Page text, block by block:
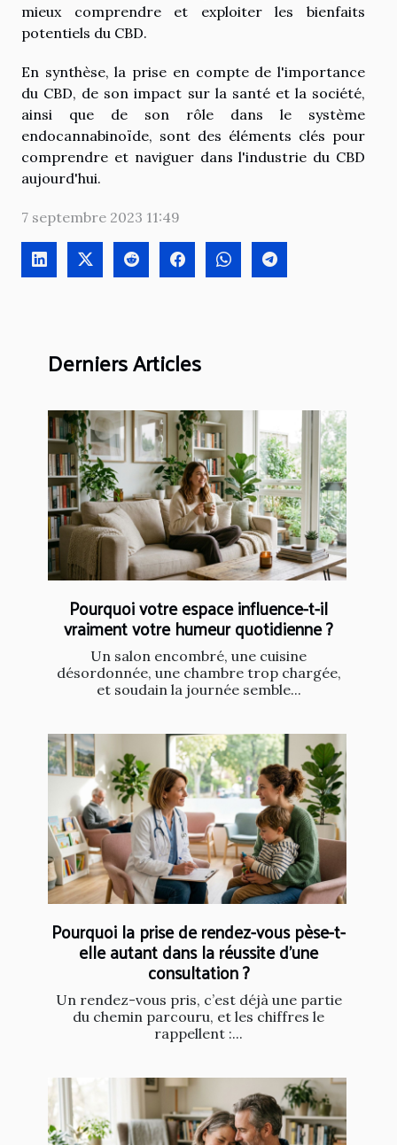
mieux comprendre et exploiter les bienfaits
potentiels du CBD.
En synthèse, la prise en compte de l'importance
du CBD, de son impact sur la santé et la société,
ainsi que de son rôle dans le système
endocannabinoïde, sont des éléments clés pour
comprendre et naviguer dans l'industrie du CBD
aujourd'hui.
7 septembre 2023 11:49
Derniers Articles
Pourquoi votre espace influence-t-il
vraiment votre humeur quotidienne ?
Un salon encombré, une cuisine
désordonnée, une chambre trop chargée,
et soudain la journée semble...
Pourquoi la prise de rendez-vous pèse-t-
elle autant dans la réussite d’une
consultation ?
Un rendez-vous pris, c’est déjà une partie
du chemin parcouru, et les chiffres le
rappellent :...